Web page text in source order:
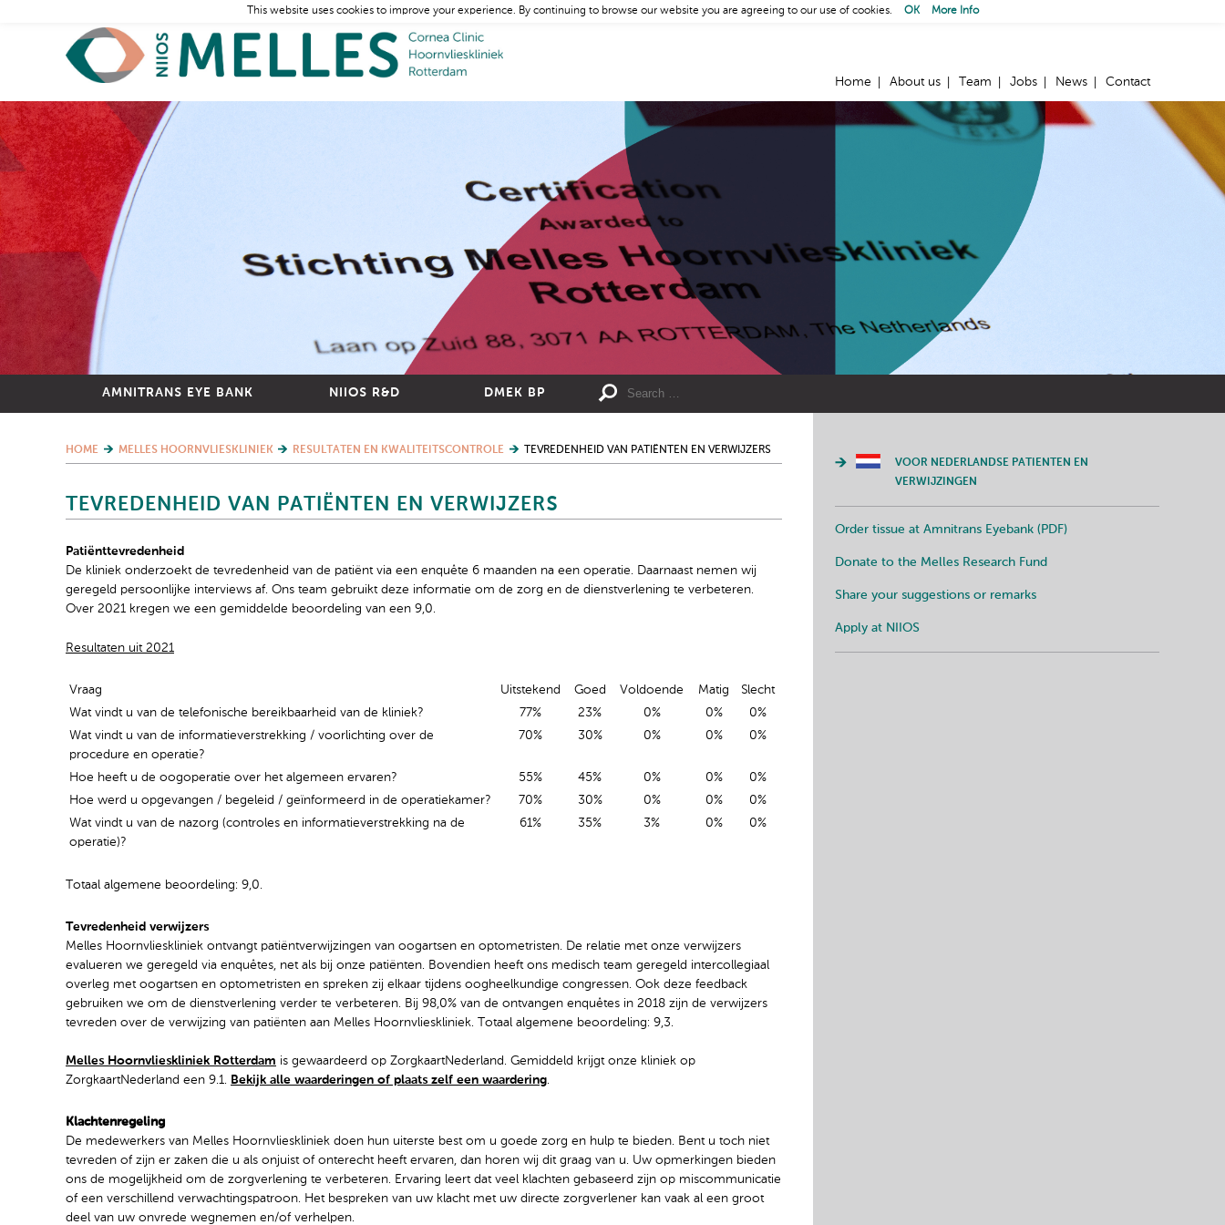
Home About us Team Jobs News Contact
AMNITRANS EYE BANK NIIOS R&D DMEK BP
HOME MELLES HOORNVLIESKLINIEK RESULTATEN EN KWALITEITSCONTROLE TEVREDENHEID VAN PATIËNTEN EN VERWIJZERS
TEVREDENHEID VAN PATIËNTEN EN VERWIJZERS
Patiënttevredenheid
De kliniek onderzoekt de tevredenheid van de patiënt via een enquête 6 maanden na een operatie. Daarnaast nemen wij
geregeld persoonlijke interviews af. Ons team gebruikt deze informatie om de zorg en de dienstverlening te verbeteren.
Over 2021 kregen we een gemiddelde beoordeling van een 9,0.
Resultaten uit 2021
Vraag Uitstekend Goed Voldoende Matig
Slecht
Wat vindt u van de telefonische bereikbaarheid van de kliniek?
77% 23% 0% 0%
0%
Wat vindt u van de informatieverstrekking / voorlichting over de
procedure en operatie?
70% 30% 0% 0% 0%
Hoe heeft u de oogoperatie over het algemeen ervaren? 55% 45% 0% 0%
0%
Hoe werd u opgevangen / begeleid / geïnformeerd in de operatiekamer?
70% 30% 0% 0%
0%
Wat vindt u van de nazorg (controles en informatieverstrekking na de
operatie)?
61% 35% 3% 0% 0%
Totaal algemene beoordeling: 9,0.
Tevredenheid verwijzers
Melles Hoornvlieskliniek ontvangt patiëntverwijzingen van oogartsen en optometristen. De relatie met onze verwijzers
evalueren we geregeld via enquêtes, net als bij onze patiënten. Bovendien heeft ons medisch team geregeld intercollegiaal
overleg met oogartsen en optometristen en spreken zij elkaar tijdens oogheelkundige congressen. Ook deze feedback
gebruiken we om de dienstverlening verder te verbeteren. Bij 98,0% van de ontvangen enquêtes in 2018 zijn de verwijzers
tevreden over de verwijzing van patiënten aan Melles Hoornvlieskliniek. Totaal algemene beoordeling: 9,3.
Melles Hoornvlieskliniek Rotterdam is gewaardeerd op ZorgkaartNederland. Gemiddeld krijgt onze kliniek op
ZorgkaartNederland een 9.1. Bekijk alle waarderingen of plaats zelf een waardering.
Klachtenregeling
De medewerkers van Melles Hoornvlieskliniek doen hun uiterste best om u goede zorg en hulp te bieden. Bent u toch niet
tevreden of zijn er zaken die u als onjuist of onterecht heeft ervaren, dan horen wij dit graag van u. Uw opmerkingen bieden
ons de mogelijkheid om de zorgverlening te verbeteren. Ervaring leert dat veel klachten gebaseerd zijn op miscommunicatie
of een verschillend verwachtingspatroon. Het bespreken van uw klacht met uw directe zorgverlener kan vaak al een groot
deel van uw onvrede wegnemen en/of verhelpen.
VOOR NEDERLANDSE PATIENTEN EN
VERWIJZINGEN
Order tissue at Amnitrans Eyebank (PDF)
Donate to the Melles Research Fund
Share your suggestions or remarks
Apply at NIIOS
This website uses cookies to improve your experience. By continuing to browse our website you are agreeing to our use of cookies. OK More Info